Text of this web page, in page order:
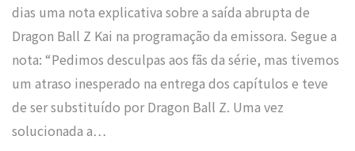
dias uma nota explicativa sobre a saída abrupta de
Dragon Ball Z Kai na programação da emissora. Segue a
nota: “Pedimos desculpas aos fãs da série, mas tivemos
um atraso inesperado na entrega dos capítulos e teve
de ser substituído por Dragon Ball Z. Uma vez
solucionada a…